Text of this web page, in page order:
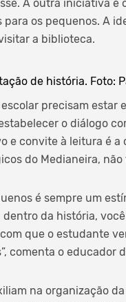
A outra iniciativa é
os pequenos. A
a biblioteca.
de história. Foto:
precisam estar
o diálogo
e convite à leitura é
do Medianeira,
é sempre um
da história,
que o estudante
comenta o educador
na organização